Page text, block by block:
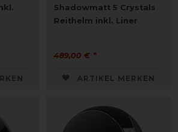
Shadowmatt 5 Crystals
Reithelm inkl. Liner
489,00 € *
ARTIKEL MERKEN